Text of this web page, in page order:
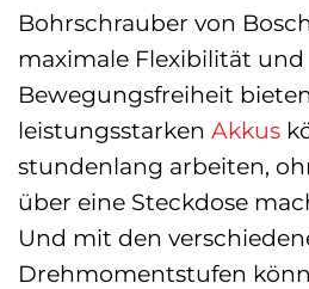
Bohrschrauber von
maximale Flexibilität und
Bewegungsfreiheit
leistungsstarken Akkus
stundenlang arbeiten,
über eine Steckdose
Und mit den
Drehmomentstufen